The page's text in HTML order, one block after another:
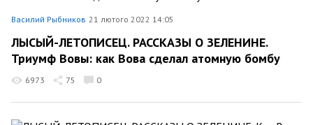
Василий Рыбников 21 лютого 2022 14:05
ЛЫСЫЙ-ЛЕТОПИСЕЦ. РАССКАЗЫ О ЗЕЛЕНИНЕ.
Триумф Вовы: как Вова сделал атомную бомбу
6973 75 0